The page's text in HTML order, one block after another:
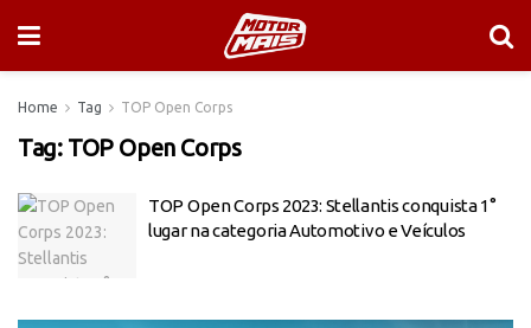
Home Tag TOP Open Corps
Tag: TOP Open Corps
TOP Open Corps 2023: Stellantis conquista 1°
lugar na categoria Automotivo e Veículos